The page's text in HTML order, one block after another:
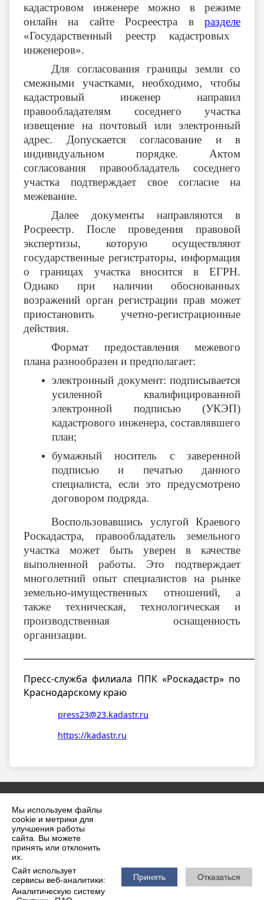
Мы используем файлы
cookie и метрики для
улучшения работы
сайта. Вы можете
принять или отклонить
их.
Сайт использует
сервисы веб-аналитики:
Аналитическую систему
Принять Отказаться
кадастровом инженере можно в режиме
онлайн на сайтеРосреестра вразделе
«Государственный реестр кадастровых
инженеров».
Для согласования границы земли со
смежными участками, необходимо, чтобы
кадастровый инженер направил
правообладателям соседнего участка
извещение на почтовый или электронный
адрес. Допускается согласование и в
индивидуальном порядке. Актом
согласования правообладатель соседнего
участка подтверждает свое согласие на
межевание.
Далее документы направляются в
Росреестр. После проведения правовой
экспертизы, которую осуществляют
государственные регистраторы, информация
о границах участка вносится в ЕГРН.
Однако при наличии обоснованных
возражений орган регистрации прав может
приостановить учетно-регистрационные
действия.
Формат предоставления межевого
плана разнообразен и предполагает:
электронный документ: подписывается
усиленной квалифицированной
электронной подписью (УКЭП)
кадастрового инженера, составлявшего
план;
бумажный носитель с заверенной
подписью и печатью данного
специалиста, если это предусмотрено
договором подряда.
Воспользовавшись услугой Краевого
Роскадастра, правообладатель земельного
участка может быть уверен в качестве
выполненной работы. Это подтверждает
многолетний опыт специалистов на рынке
земельно-имущественных отношений, а
также техническая, технологическая и
производственная оснащенность
организации.
Пресс-служба филиала ППК «Роскадастр» по
Краснодарскому краю
press23@23.kadastr.ru
https://kadastr.ru
2026 г. krilovskaya.ru
Вход
Карта сайта
Политика обработки персональных данных